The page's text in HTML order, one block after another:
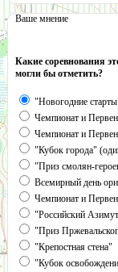
Ваше мнение
Какие соревнования
могли бы отметить?
"Новогодние
Чемпионат и
Чемпионат и
"Кубок города"
"Приз смолян-
Всемирный день
Чемпионат и
"Российский
"Приз
"Крепостная стена"
"Кубок